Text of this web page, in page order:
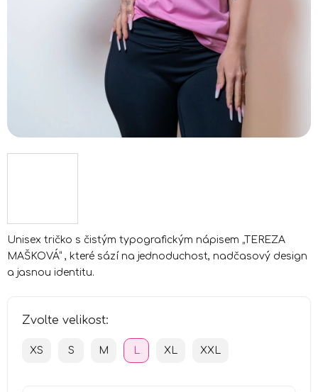
Unisex tričko s čistým typografickým nápisem „TEREZA
MAŠKOVÁ“ , které sází na jednoduchost, nadčasový design
a jasnou identitu.
Zvolte velikost:
XS S M L XL XXL